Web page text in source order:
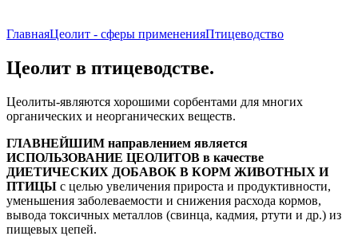
ГлавнаяЦеолит - сферы примененияПтицеводство
Цеолит в птицеводстве.
Цеолиты-являются хорошими сорбентами для многих
органических и неорганических веществ.
ГЛАВНЕЙШИМ направлением является
ИСПОЛЬЗОВАНИЕ ЦЕОЛИТОВ в качестве
ДИЕТИЧЕСКИХ ДОБАВОК В КОРМ ЖИВОТНЫХ И
ПТИЦЫ с целью увеличения прироста и продуктивности,
уменьшения заболеваемости и снижения расхода кормов,
вывода токсичных металлов (свинца, кадмия, ртути и др.) из
пищевых цепей.